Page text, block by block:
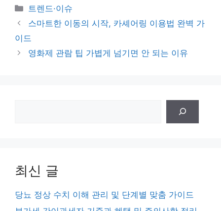
카
테
리
트렌드·이슈
스마트한 이동의 시작, 카셰어링 이용법 완벽 가
이드
영화제 관람 팁 가볍게 넘기면 안 되는 이유
최신 글
당뇨 정상 수치 이해 관리 및 단계별 맞춤 가이드